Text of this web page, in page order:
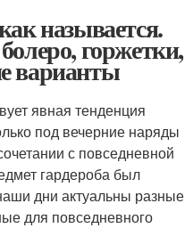
называется.
горжетки,
варианты
явная тенденция
под вечерние наряды
с повседневной
гардероба был
дни актуальны разные
для повседневного